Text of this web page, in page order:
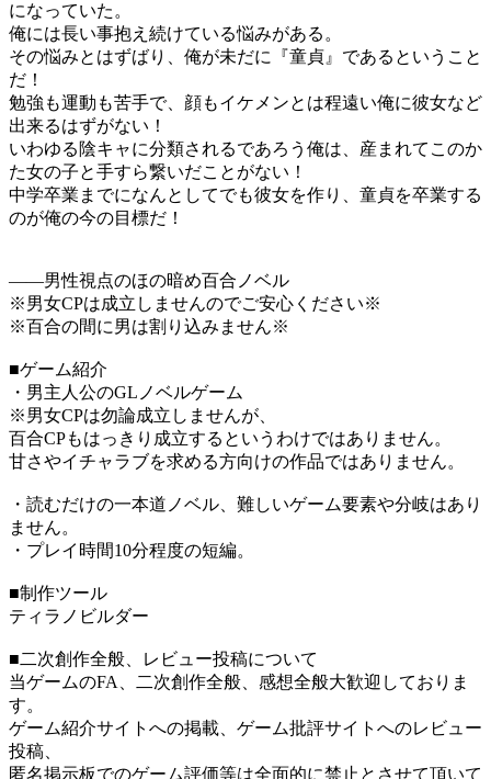
になっていた。
俺には長い事抱え続けている悩みがある。
その悩みとはずばり、俺が未だに『童貞』であるということ
だ！
勉強も運動も苦手で、顔もイケメンとは程遠い俺に彼女など
出来るはずがない！
いわゆる陰キャに分類されるであろう俺は、産まれてこのか
た女の子と手すら繋いだことがない！
中学卒業までになんとしてでも彼女を作り、童貞を卒業する
のが俺の今の目標だ！
――男性視点のほの暗め百合ノベル
※男女CPは成立しませんのでご安心ください※
※百合の間に男は割り込みません※
■ゲーム紹介
・男主人公のGLノベルゲーム
※男女CPは勿論成立しませんが、
百合CPもはっきり成立するというわけではありません。
甘さやイチャラブを求める方向けの作品ではありません。
・読むだけの一本道ノベル、難しいゲーム要素や分岐はあり
ません。
・プレイ時間10分程度の短編。
■制作ツール
ティラノビルダー
■二次創作全般、レビュー投稿について
当ゲームのFA、二次創作全般、感想全般大歓迎しておりま
す。
ゲーム紹介サイトへの掲載、ゲーム批評サイトへのレビュー
投稿、
匿名掲示板でのゲーム評価等は全面的に禁止とさせて頂いて